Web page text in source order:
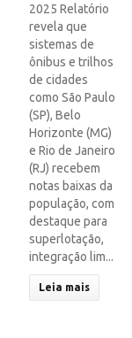
2025 Relatório
revela que
sistemas de
ônibus e trilhos
de cidades
como São Paulo
(SP), Belo
Horizonte (MG)
e Rio de Janeiro
(RJ) recebem
notas baixas da
população, com
destaque para
superlotação,
integração lim...
Leia mais